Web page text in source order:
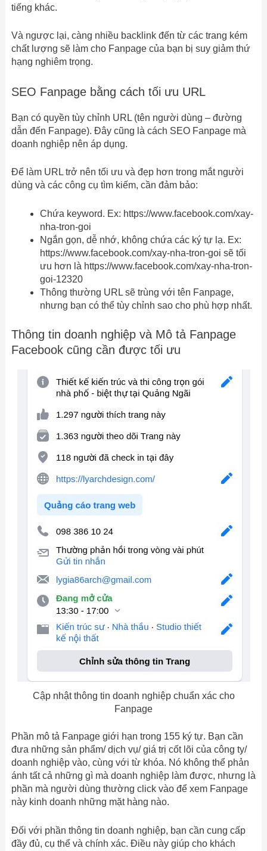
tiếng khác.
Và ngược lại, càng nhiều backlink đến từ các trang kém
chất lượng sẽ làm cho Fanpage của bạn bị suy giảm thứ
hạng nghiêm trọng.
SEO Fanpage bằng cách tối ưu URL
Bạn có quyền tùy chỉnh URL (tên người dùng – đường
dẫn đến Fanpage). Đây cũng là cách SEO Fanpage mà
doanh nghiệp nên áp dụng.
Để làm URL trở nên tối ưu và đẹp hơn trong mắt người
dùng và các công cụ tìm kiếm, cần đảm bảo:
Chứa keyword. Ex: https://www.facebook.com/xay-
nha-tron-goi
Ngắn gọn, dễ nhớ, không chứa các ký tự lạ. Ex:
https://www.facebook.com/xay-nha-tron-goi sẽ tối
ưu hơn là https://www.facebook.com/xay-nha-tron-
goi-12320
Thông thường URL sẽ trùng với tên Fanpage,
nhưng bạn có thể tùy chỉnh sao cho phù hợp nhất.
Thông tin doanh nghiệp và Mô tả Fanpage
Facebook cũng cần được tối ưu
Cập nhật thông tin doanh nghiệp chuẩn xác cho
Fanpage
Phần mô tả Fanpage giới hạn trong 155 ký tự. Bạn cần
đưa những sản phẩm/ dịch vụ/ giá trị cốt lõi của công ty/
doanh nghiệp vào, cùng với từ khóa. Nó không thể phản
ánh tất cả những gì mà doanh nghiệp làm được, nhưng là
phần mà người dùng thường click vào để xem Fanpage
này kinh doanh những mặt hàng nào.
Đối với phần thông tin doanh nghiệp, bạn cần cung cấp
đầy đủ, cụ thể và chính xác. Điều này giúp cho khách